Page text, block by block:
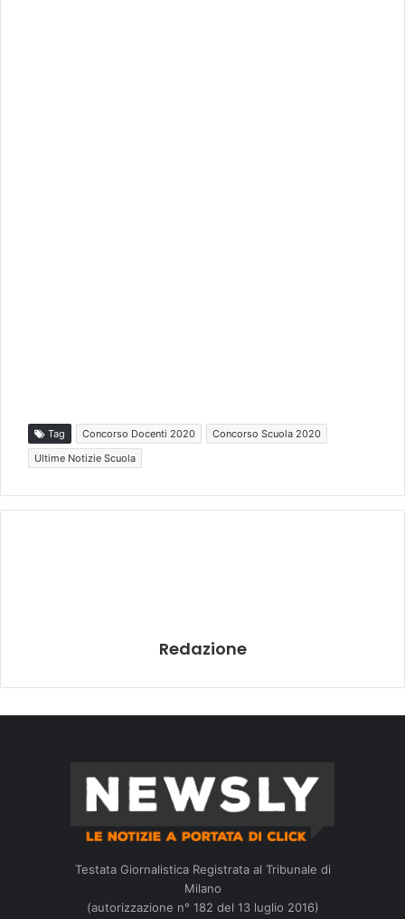
Tag Concorso Docenti 2020
Concorso Scuola 2020
Ultime Notizie Scuola
Redazione
Testata Giornalistica Registrata al Tribunale di
Milano
(autorizzazione n° 182 del 13 luglio 2016)